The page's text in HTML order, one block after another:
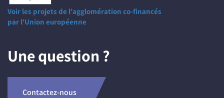
Voir les projets de l'agglomération co-financés
par l'Union européenne
Une question ?
Contactez-nous